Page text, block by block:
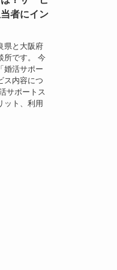
者にイン
県と大阪府
所です。 今
婚活サポー
ス内容につ
サポートス
ット、利用